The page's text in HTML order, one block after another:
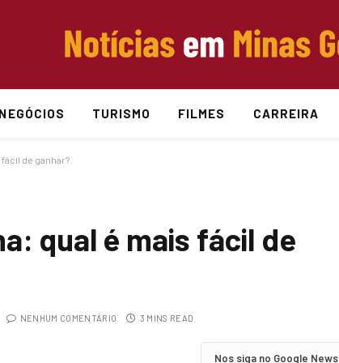
NEGÓCIOS TURISMO FILMES CARREIRA
de ganhar?
qual é mais fácil de
NENHUM COMENTÁRIO 3 MINS READ
Nos siga no Google News